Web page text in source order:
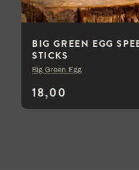
BIG GREEN EGG
STICKS
18,00
Big Green Egg